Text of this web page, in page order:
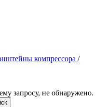
компрессора /
запросу, не обнаружено.